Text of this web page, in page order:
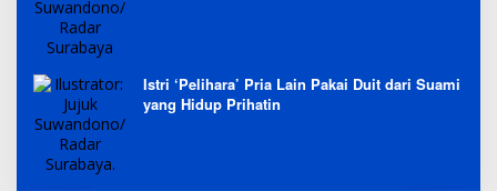
Istri ‘Pelihara’ Pria Lain Pakai Duit dari Suami
yang Hidup Prihatin